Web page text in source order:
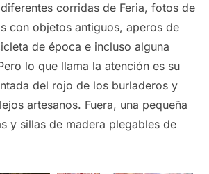
corridas de Feria, fotos de
con objetos antiguos, aperos de
de época e incluso alguna
lo que llama la atención es su
del rojo de los burladeros y
artesanos. Fuera, una pequeña
y sillas de madera plegables de